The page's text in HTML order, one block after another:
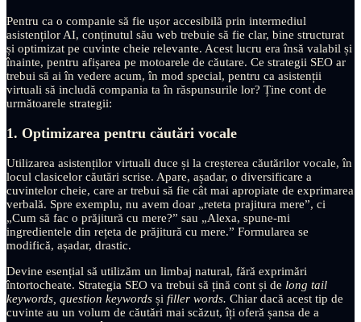
Pentru ca o companie să fie ușor accesibilă prin intermediul
asistenților AI, conținutul său web trebuie să fie clar, bine structurat
și optimizat pe cuvinte cheie relevante. Acest lucru era însă valabil și
înainte, pentru afișarea pe motoarele de căutare. Ce strategii SEO ar
trebui să ai în vedere acum, în mod special, pentru ca asistenții
virtuali să includă compania ta în răspunsurile lor? Ține cont de
următoarele strategii:
1. Optimizarea pentru căutări vocale
Utilizarea asistenților virtuali duce și la creșterea căutărilor vocale, în
locul clasicelor căutări scrise. Apare, așadar, o diversificare a
cuvintelor cheie, care ar trebui să fie cât mai apropiate de exprimarea
verbală. Spre exemplu, nu avem doar „reteta prajitura mere”, ci
„Cum să fac o prăjitură cu mere?” sau „Alexa, spune-mi
ingredientele din rețeta de prăjitură cu mere.” Formularea se
modifică, așadar, drastic.
Devine esențial să utilizăm un limbaj natural, fără exprimări
întortocheate. Strategia SEO va trebui să țină cont și de long tail
keywords, question keywords și filler words. Chiar dacă acest tip de
cuvinte au un volum de căutări mai scăzut, îți oferă șansa de a